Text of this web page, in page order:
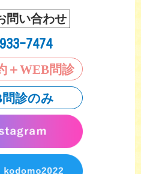
問い合わせ
7474
＋WEB問診
診のみ